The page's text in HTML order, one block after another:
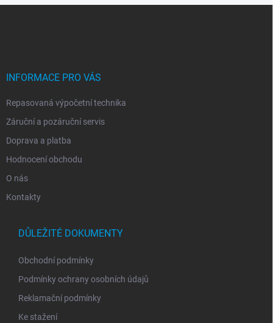
INFORMACE PRO VÁS
Repasovaná výpočetní technika
Záruční a pozáruční servis
Doprava a platba
Hodnocení obchodu
O nás
Kontakty
DŮLEŽITÉ DOKUMENTY
Obchodní podmínky
Podmínky ochrany osobních údajů
Reklamační podmínky
Ke stažení